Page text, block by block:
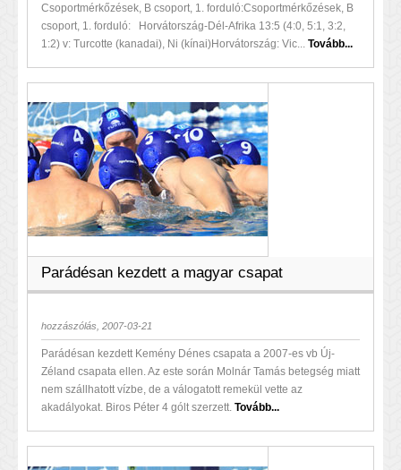
Csoportmérkőzések, B csoport, 1. forduló:Csoportmérkőzések, B
csoport, 1. forduló: Horvátország-Dél-Afrika 13:5 (4:0, 5:1, 3:2,
1:2) v: Turcotte (kanadai), Ni (kínai)Horvátország: Vic... Tovább...
Parádésan kezdett a magyar csapat
hozzászólás, 2007-03-21
Parádésan kezdett Kemény Dénes csapata a 2007-es vb Új-
Zéland csapata ellen. Az este során Molnár Tamás betegség miatt
nem szállhatott vízbe, de a válogatott remekül vette az
akadályokat. Biros Péter 4 gólt szerzett. Tovább...